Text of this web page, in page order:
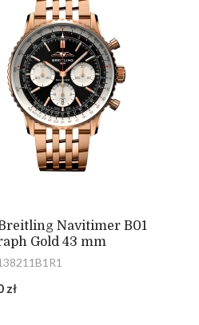
Navitimer B01
Gold 43 mm
zł